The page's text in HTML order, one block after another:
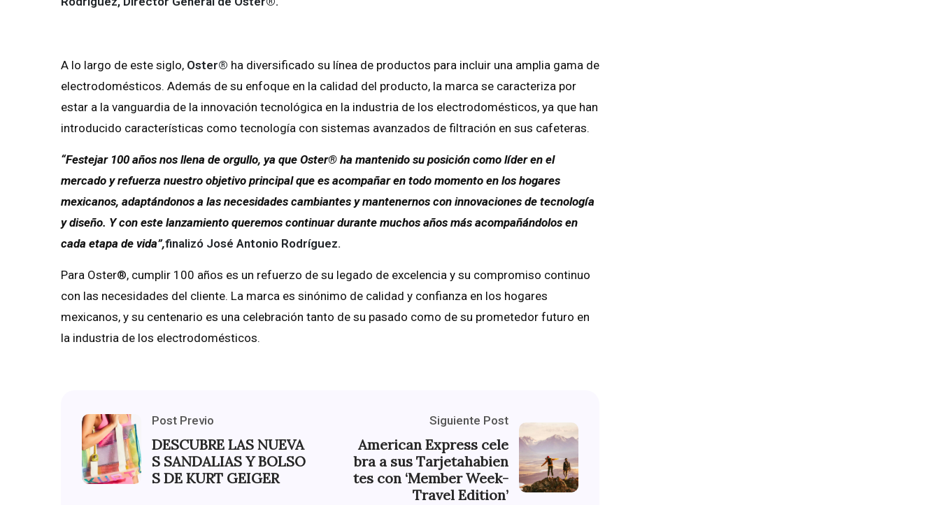
A lo largo de este siglo, Oster® ha diversificado su línea de productos para incluir una amplia gama de
electrodomésticos. Además de su enfoque en la calidad del producto, la marca se caracteriza por
estar a la vanguardia de la innovación tecnológica en la industria de los electrodomésticos, ya que han
introducido características como tecnología con sistemas avanzados de filtración en sus cafeteras.
“Festejar 100 años nos llena de orgullo, ya que Oster® ha mantenido su posición como líder en el
mercado y refuerza nuestro objetivo principal que es acompañar en todo momento en los hogares
mexicanos, adaptándonos a las necesidades cambiantes y mantenernos con innovaciones de tecnología
y diseño. Y con este lanzamiento queremos continuar durante muchos años más acompañándolos en
cada etapa de vida”,finalizó José Antonio Rodríguez.
Para Oster®, cumplir 100 años es un refuerzo de su legado de excelencia y su compromiso continuo
con las necesidades del cliente. La marca es sinónimo de calidad y confianza en los hogares
mexicanos, y su centenario es una celebración tanto de su pasado como de su prometedor futuro en
la industria de los electrodomésticos.
Post Previo
DESCUBRE LAS NUEVA
S SANDALIAS Y BOLSO
S DE KURT GEIGER
Siguiente Post
American Express cele
bra a sus Tarjetahabien
tes con ‘Member Week-
Travel Edition’